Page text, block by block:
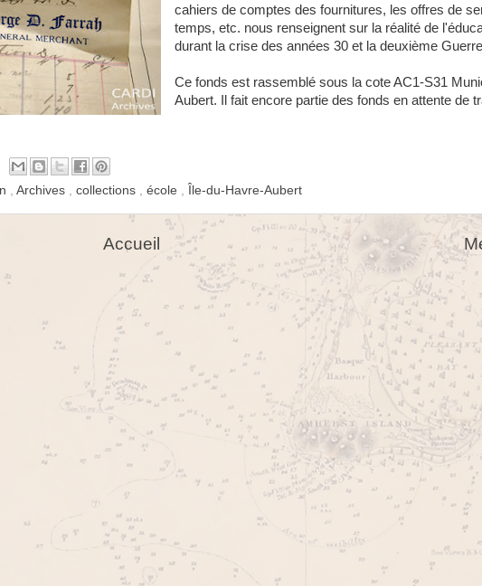
cahiers de comptes des fournitures, les offres de
temps, etc. nous renseignent sur la réalité de
durant la crise des années 30 et la deuxième
Ce fonds est rassemblé sous la cote AC1-S31
Aubert. Il fait encore partie des fonds en attente de
, Archives , collections , école , Île-du-Havre-Aubert
Accueil